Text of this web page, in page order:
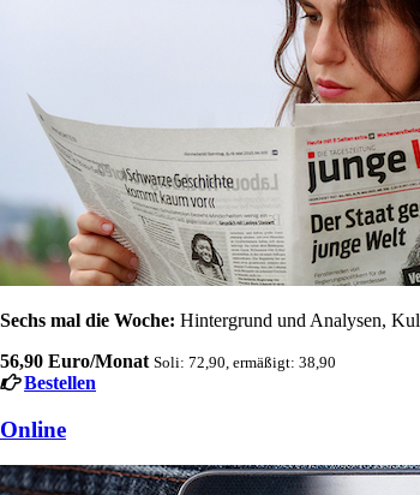
Sechs mal die Woche: Hintergrund und Analysen,
56,90 Euro/Monat Soli: 72,90, ermäßigt: 38,90
Bestellen
Online